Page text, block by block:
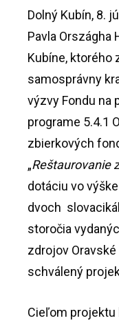
Dolný Kubín, 8.
Pavla Országha
Kubíne, ktorého
samosprávny
výzvy Fondu na
programe 5.4.1
zbierkových
„Reštaurovanie
dotáciu vo
dvoch
storočia
zdrojov
schválený
Cieľom projektu